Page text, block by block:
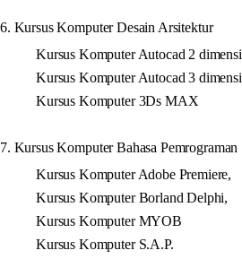
6. Kursus Komputer Desain Arsitektur
Kursus Komputer Autocad 2 dimensi
Kursus Komputer Autocad 3 dimensi
Kursus Komputer 3Ds MAX
7. Kursus Komputer Bahasa Pemrograman
Kursus Komputer Adobe Premiere,
Kursus Komputer Borland Delphi,
Kursus Komputer MYOB
Kursus Komputer S.A.P.